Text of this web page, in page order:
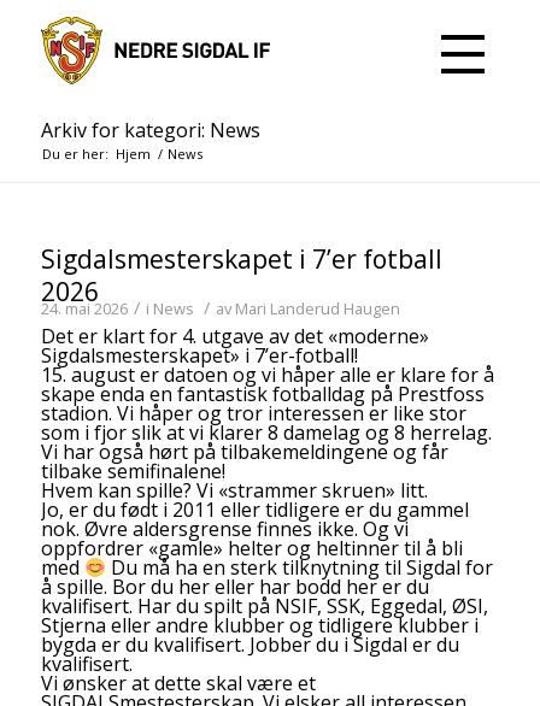
Arkiv for kategori: News
Du er her: Hjem / News
Sigdalsmesterskapet i 7’er fotball
2026
24. mai 2026 / i News / avMari Landerud Haugen
Det er klart for 4. utgave av det «moderne»
Sigdalsmesterskapet» i 7’er-fotball!
15. august er datoen og vi håper alle er klare for å
skape enda en fantastisk fotballdag på Prestfoss
stadion. Vi håper og tror interessen er like stor
som i fjor slik at vi klarer 8 damelag og 8 herrelag.
Vi har også hørt på tilbakemeldingene og får
tilbake semifinalene!
Hvem kan spille? Vi «strammer skruen» litt.
Jo, er du født i 2011 eller tidligere er du gammel
nok. Øvre aldersgrense finnes ikke. Og vi
oppfordrer «gamle» helter og heltinner til å bli
med Du må ha en sterk tilknytning til Sigdal for
å spille. Bor du her eller har bodd her er du
kvalifisert. Har du spilt på NSIF, SSK, Eggedal, ØSI,
Stjerna eller andre klubber og tidligere klubber i
bygda er du kvalifisert. Jobber du i Sigdal er du
kvalifisert.
Vi ønsker at dette skal være et